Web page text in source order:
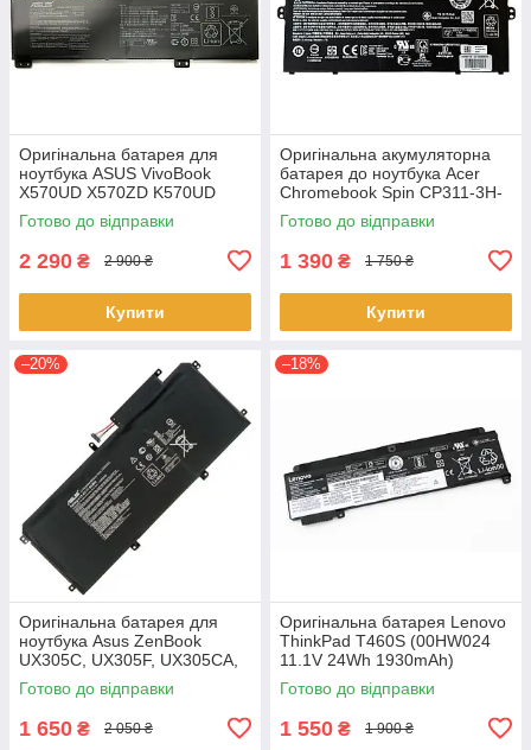
Оригінальна батарея для
ноутбука ASUS VivoBook
X570UD X570ZD K570UD
K570ZD R570UD R570ZD
F570UD - B31N1723
Готово до відправки
2 290 ₴ 2 900 ₴
Купити
Оригінальна акумуляторна
батарея до ноутбука Acer
Chromebook Spin CP311-3H-
K2RJ CP311-2H-C679 CP513-
1HL CP513-1H - AP16L8J
Готово до відправки
1 390 ₴ 1 750 ₴
Купити
–20%
Оригінальна батарея для
ноутбука Asus ZenBook
UX305C, UX305F, UX305CA,
UX305FA - C31N1411 (+11.4 V
45Wh) АКБ
Готово до відправки
1 650 ₴ 2 050 ₴
–18%
Оригінальна батарея Lenovo
ThinkPad T460S (00HW024
11.1V 24Wh 1930mAh)
Акумулятор, АКБ для
ноутбука
Готово до відправки
1 550 ₴ 1 900 ₴